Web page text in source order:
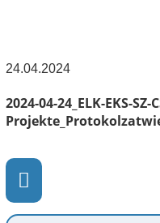
24.04.2024
2024-04-24_ELK-EKS-